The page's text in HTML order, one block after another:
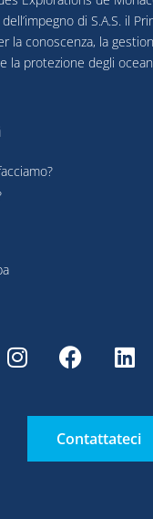
di S.A.S. il
la conoscenza, la
la protezione degli
Contattateci